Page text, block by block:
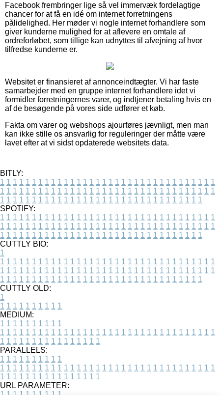
Facebook frembringer lige så vel immervæk fordelagtige
chancer for at få en idé om internet forretningens
pålidelighed. Her møder vi nogle internet forhandlere som
giver kunderne mulighed for at aflevere en omtale af
ordreforløbet, som tillige kan udnyttes til afvejning af hvor
tilfredse kunderne er.
Websitet er finansieret af annonceindtægter. Vi har faste
samarbejder med en gruppe internet forhandlere idet vi
formidler forretningernes varer, og indtjener betaling hvis en
af de besøgende på vores side udfører et køb.
Fakta om varer og webshops ajourføres jævnligt, men man
kan ikke stille os ansvarlig for reguleringer der måtte være
lavet efter at vi sidst opdaterede websitets data.
BITLY:
1 1 1 1 1 1 1 1 1 1 1 1 1 1 1 1 1 1 1 1 1 1 1 1 1 1 1 1 1 1 1 1 1 1
1 1 1 1 1 1 1 1 1 1 1 1 1 1 1 1 1 1 1 1 1 1 1 1 1 1 1 1 1 1 1 1 1 1
1 1 1 1 1 1 1 1 1 1 1 1 1 1 1 1 1 1 1 1 1 1 1 1 1 1 1 1 1 1 1 1
SPOTIFY:
1 1 1 1 1 1 1 1 1 1 1 1 1 1 1 1 1 1 1 1 1 1 1 1 1 1 1 1 1 1 1 1 1 1
1 1 1 1 1 1 1 1 1 1 1 1 1 1 1 1 1 1 1 1 1 1 1 1 1 1 1 1 1 1 1 1 1 1
1 1 1 1 1 1 1 1 1 1 1 1 1 1 1 1 1 1 1 1 1 1 1 1 1 1 1 1 1 1 1 1
CUTTLY BIO:
1
1 1 1 1 1 1 1 1 1 1 1 1 1 1 1 1 1 1 1 1 1 1 1 1 1 1 1 1 1 1 1 1 1 1
1 1 1 1 1 1 1 1 1 1 1 1 1 1 1 1 1 1 1 1 1 1 1 1 1 1 1 1 1 1 1 1 1 1
1 1 1 1 1 1 1 1 1 1 1 1 1 1 1 1 1 1 1 1 1 1 1 1 1 1 1 1 1 1 1 1
CUTTLY OLD:
1
1 1 1 1 1 1 1 1 1 1
MEDIUM:
1 1 1 1 1 1 1 1 1 1
1 1 1 1 1 1 1 1 1 1 1 1 1 1 1 1 1 1 1 1 1 1 1 1 1 1 1 1 1 1 1 1 1 1
1 1 1 1 1 1 1 1 1 1 1 1 1 1 1 1
PARALLELS:
1 1 1 1 1 1 1 1 1 1
1 1 1 1 1 1 1 1 1 1 1 1 1 1 1 1 1 1 1 1 1 1 1 1 1 1 1 1 1 1 1 1 1 1
1 1 1 1 1 1 1 1 1 1 1 1 1 1 1 1
URL PARAMETER: